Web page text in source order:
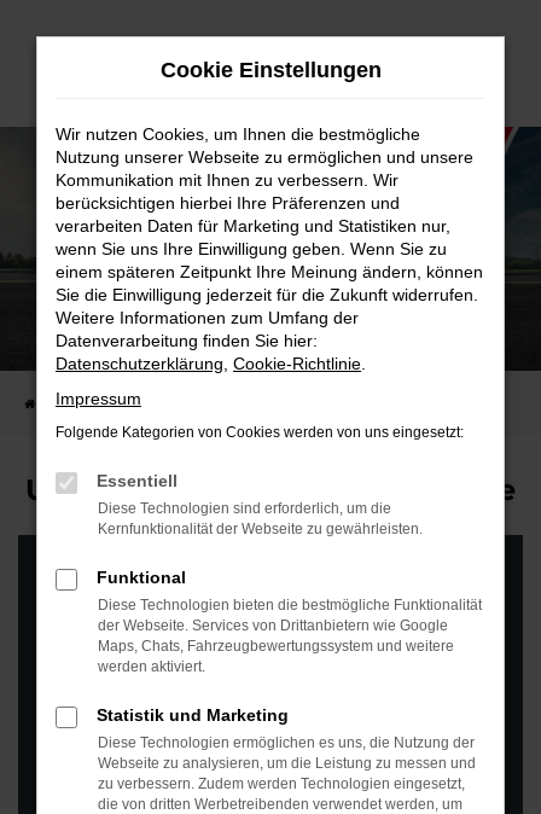
Zum
Ford Explorer
Startseite EU-Fahrzeuge
Unsere Ford Explorer Reimporte
Fehler: Network Error
Beim Laden ist ein Fehler aufgetreten.
Hier sind ein paar Tipps, die dir helfen können:
Internetverbindung.
Laden andere Webseiten, zum Beispiel
deine Suchmaschine?
Cookie Einstellungen
Wir nutzen Cookies, um Ihnen die bestmögliche
Nutzung unserer Webseite zu ermöglichen und unsere
Kommunikation mit Ihnen zu verbessern. Wir
berücksichtigen hierbei Ihre Präferenzen und
verarbeiten Daten für Marketing und Statistiken nur,
wenn Sie uns Ihre Einwilligung geben. Wenn Sie zu
einem späteren Zeitpunkt Ihre Meinung ändern, können
Sie die Einwilligung jederzeit für die Zukunft widerrufen.
Weitere Informationen zum Umfang der
Datenverarbeitung finden Sie hier:
Datenschutzerklärung Cookie-Richtlinie
Impressum
Folgende Kategorien von Cookies werden von uns eingesetzt:
Essentiell
Diese Technologien sind erforderlich, um die
Kernfunktionalität der Webseite zu gewährleisten.
Funktional
Diese Technologien bieten die bestmögliche Funktionalität
der Webseite. Services von Drittanbietern wie Google
Maps, Chats, Fahrzeugbewertungssystem und weitere
werden aktiviert.
Statistik und Marketing
Diese Technologien ermöglichen es uns, die Nutzung der
Webseite zu analysieren, um die Leistung zu messen und
zu verbessern. Zudem werden Technologien eingesetzt,
die von dritten Werbetreibenden verwendet werden, um